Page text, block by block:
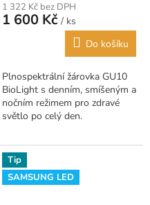
1 322 Kč bez DPH
1 600 Kč / ks
Do košíku
Plnospektrální žárovka GU10
BioLight s denním, smíšeným a
nočním režimem pro zdravé
světlo po celý den.
Tip
SAMSUNG LED